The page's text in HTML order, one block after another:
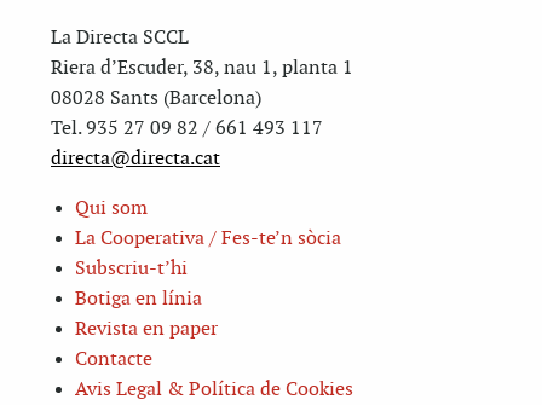
La Directa SCCL
Riera d’Escuder, 38, nau 1, planta 1
08028 Sants (Barcelona)
Tel. 935 27 09 82 / 661 493 117
directa@directa.cat
Qui som
La Cooperativa / Fes-te’n sòcia
Subscriu-t’hi
Botiga en línia
Revista en paper
Contacte
Avis Legal & Política de Cookies